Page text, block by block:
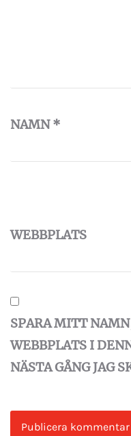
NAMN*
WEBBPLATS
SPARA MITT
WEBBPLATS I
NÄSTA GÅNG JAG